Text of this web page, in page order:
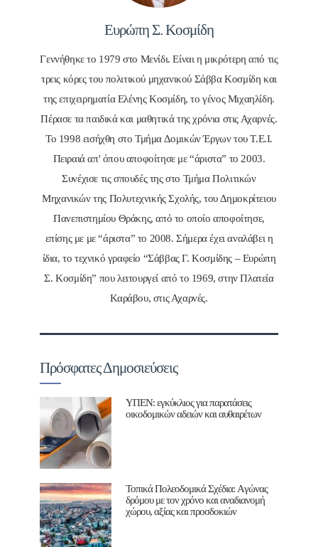
Ευρώπη Σ. Κοσμίδη
Γεννήθηκε το 1979 στο Μενίδι. Είναι η μικρότερη από τις
τρεις κόρες του πολιτικού μηχανικού Σάββα Κοσμίδη και
της επιχειρηματία Ελένης Κοσμίδη, το γένος Μιχαηλίδη.
Πέρασε τα παιδικά και μαθητικά της χρόνια στις Αχαρνές.
Το 1998 εισήχθη στο Τμήμα Δομικών Έργων του Τ.Ε.Ι.
Πειραιά απ' όπου αποφοίτησε με “άριστα” το 2003.
Συνέχισε τις σπουδές της στο Τμήμα Πολιτικών
Μηχανικών της Πολυτεχνικής Σχολής, του Δημοκρίτειου
Πανεπιστημίου Θράκης, από το οποίο αποφοίτησε,
επίσης με με “άριστα” το 2008. Σήμερα έχει αναλάβει η
ίδια, το τεχνικό γραφείο “Σάββας Γ. Κοσμίδης – Ευρώπη
Σ. Κοσμίδη” που λειτουργεί από το 1969, στην Πλατεία
Καράβου, στις Αχαρνές.
Πρόσφατες Δημοσιεύσεις
ΥΠΕΝ: εγκύκλιος για παρατάσεις
οικοδομικών αδειών και αυθαιρέτων
Τοπικά Πολεοδομικά Σχέδια: Aγώνας
δρόμου με τον χρόνο και αναδιανομή
χώρου, αξίας και προσδοκιών